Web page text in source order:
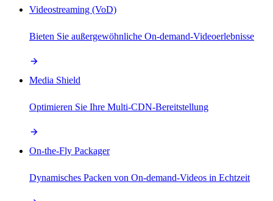
Videostreaming (VoD)
Bieten Sie außergewöhnliche On-demand-Videoerlebnisse
Media Shield
Optimieren Sie Ihre Multi-CDN-Bereitstellung
On-the-Fly Packager
Dynamisches Packen von On-demand-Videos in Echtzeit